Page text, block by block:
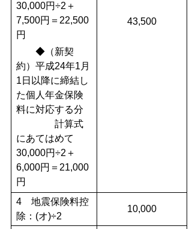
30,000円÷2＋
7,500円＝22,500
円
◆（新契
約）平成24年1月
1日以降に締結し
た個人年金保険
料に対応する分
計算式
にあてはめて
30,000円÷2＋
6,000円＝21,000
円
43,500
4 地震保険料控
除：(オ)÷2
10,000